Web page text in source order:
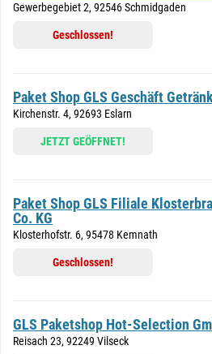
Gewerbegebiet 2, 92546 Schmidgaden
Geschlossen!
Paket Shop GLS Geschäft
Kirchenstr. 4, 92693 Eslarn
JETZT GEÖFFNET!
Paket Shop GLS Filiale
Co. KG
Klosterhofstr. 6, 95478 Kemnath
Geschlossen!
GLS Paketshop Hot-Selection
Reisach 23, 92249 Vilseck